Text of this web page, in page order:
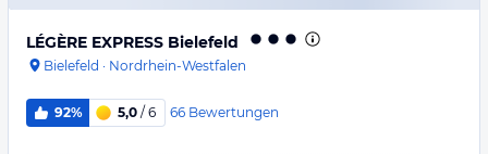
LÉGÈRE EXPRESS Bielefeld
Bielefeld · Nordrhein-Westfalen
92% 5,0 / 6 66 Bewertungen